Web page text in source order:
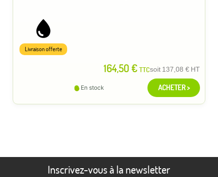
164,50 € TTCsoit 137,08 € HT
Livraison offerte
En stock ACHETER >
Inscrivez-vous à la newsletter